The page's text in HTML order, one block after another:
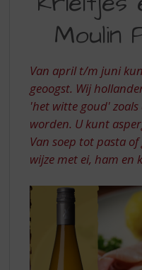
HAM,
KRIELTJES
EN
DOPFF
AU
MOULIN
PINOT
Moulin
Van april t/m juni
geoogst. Wij
'het witte goud' zoals
worden. U kunt
Van soep tot pasta
wijze met ei, ham en